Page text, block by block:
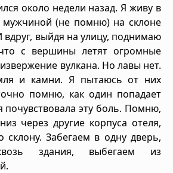
около недели назад. Я живу в
мужчиной (не помню) на склоне
выйдя на улицу, поднимаю
с вершины летят огромные
вулкана. Но лавы нет.
и камни. Я пытаюсь от них
помню, как один попадает
эту боль. Помню,
через другие корпуса отеля,
Забегаем в одну дверь,
здания, выбегаем из